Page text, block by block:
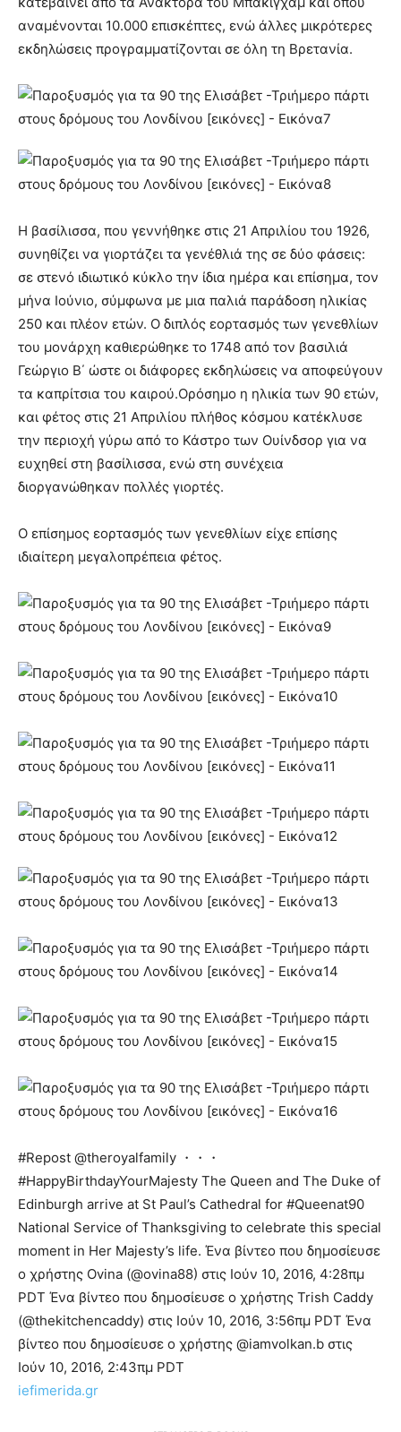
αναμένονται 10.000 επισκέπτες, ενώ άλλες μικρότερες
εκδηλώσεις προγραμματίζονται σε όλη τη Βρετανία.
Η βασίλισσα, που γεννήθηκε στις 21 Απριλίου του 1926,
συνηθίζει να γιορτάζει τα γενέθλιά της σε δύο φάσεις:
σε στενό ιδιωτικό κύκλο την ίδια ημέρα και επίσημα, τον
μήνα Ιούνιο, σύμφωνα με μια παλιά παράδοση ηλικίας
250 και πλέον ετών. Ο διπλός εορτασμός των γενεθλίων
του μονάρχη καθιερώθηκε το 1748 από τον βασιλιά
Γεώργιο Β΄ ώστε οι διάφορες εκδηλώσεις να αποφεύγουν
τα καπρίτσια του καιρού.Ορόσημο η ηλικία των 90 ετών,
και φέτος στις 21 Απριλίου πλήθος κόσμου κατέκλυσε
την περιοχή γύρω από το Κάστρο των Ουίνδσορ για να
ευχηθεί στη βασίλισσα, ενώ στη συνέχεια
διοργανώθηκαν πολλές γιορτές.
Ο επίσημος εορτασμός των γενεθλίων είχε επίσης
ιδιαίτερη μεγαλοπρέπεια φέτος.
#Repost @theroyalfamily ・・・
#HappyBirthdayYourMajesty The Queen and The Duke of
Edinburgh arrive at St Paul’s Cathedral for #Queenat90
National Service of Thanksgiving to celebrate this special
moment in Her Majesty’s life. Ένα βίντεο που δημοσίευσε
ο χρήστης Ovina (@ovina88) στις Ιούν 10, 2016, 4:28πμ
PDT Ένα βίντεο που δημοσίευσε ο χρήστης Trish Caddy
(@thekitchencaddy) στις Ιούν 10, 2016, 3:56πμ PDT Ένα
βίντεο που δημοσίευσε ο χρήστης @iamvolkan.b στις
Ιούν 10, 2016, 2:43πμ PDT
iefimerida.gr